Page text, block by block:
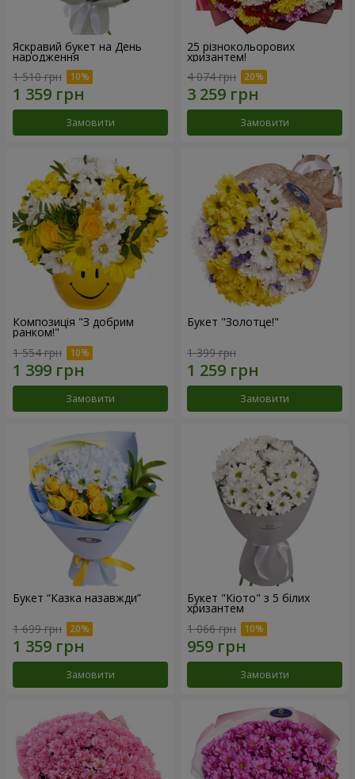
Яскравий букет на День
народження
1 510 грн
Замовити
25 різнокольорових
хризантем!
4 074 грн
Замовити
Композиція "З добрим
ранком!"
1 554 грн
Замовити
Букет "Золотце!"
1 399 грн
Замовити
Букет “Казка назавжди”
1 699 грн
Замовити
Букет "Кіото" з 5 білих
хризантем
1 066 грн
Замовити